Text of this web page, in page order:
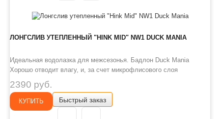
ЛОНГСЛИВ УТЕПЛЕННЫЙ "HINK MID" NW1 DUCK MANIA
Идеальная водолазка для межсезонья. Бадлон Duck Mania
Хорошо отводит влагу, и, за счет микрофлисового слоя
плотностью 280 гр. м² имеет согревающий эффект. Максимально
универсальная термо-водолазка, рекомендована для межсезонья
и зимы средней полосы России. Для дополнительного комфорта и
ощущения ..
2390 руб.
КУПИТЬ Быстрый заказ